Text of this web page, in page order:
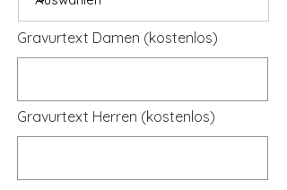
Gravurtext Damen (kostenlos)
Gravurtext Herren (kostenlos)